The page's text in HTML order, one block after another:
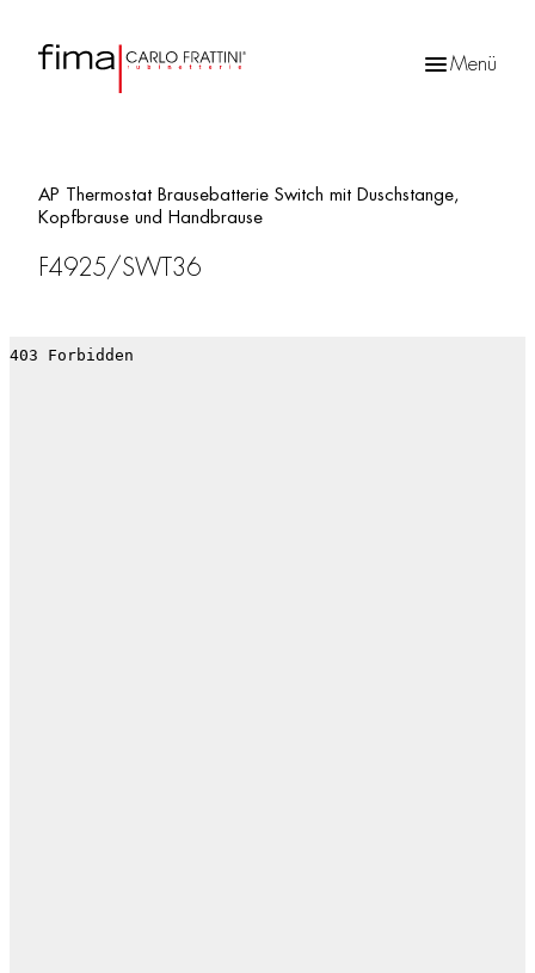
Menü
AP Thermostat Brausebatterie Switch mit Duschstange,
Kopfbrause und Handbrause
F4925/SWT36